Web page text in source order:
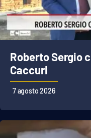
Cultura
Politica
Sanità
Società
Roberto Sergio
Caccuri
7 agosto 2026